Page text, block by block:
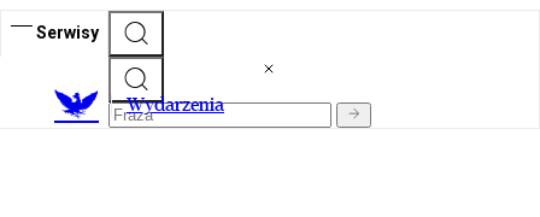
Serwisy
Wydarzenia